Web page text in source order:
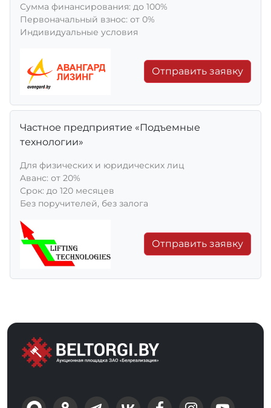
Сумма финансирования: до 100%
Первоначальный взнос: от 0%
Индивидуальные условия
Отправить заявку
Частное предприятие «Подъемные
технологии»
Для физических и юридических лиц
Aванс: от 20%
Срок: до 120 месяцев
Без поручителей, без залога
Отправить заявку